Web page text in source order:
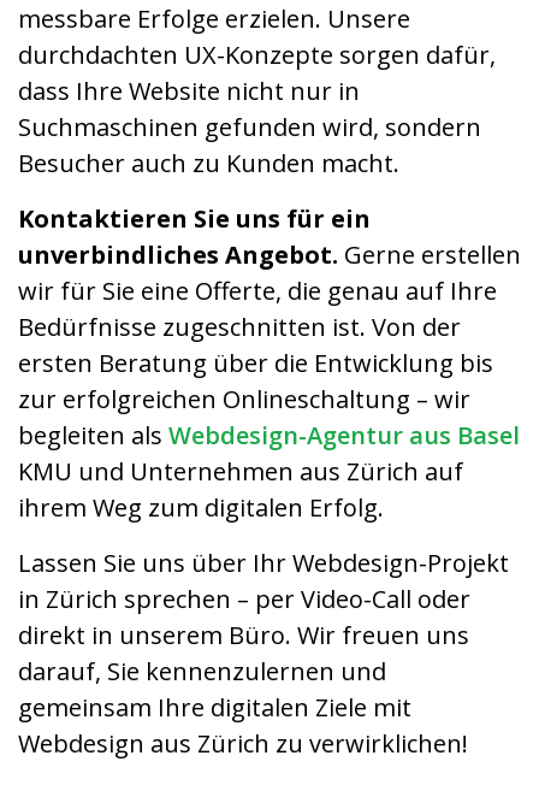
messbare Erfolge erzielen. Unsere
durchdachten UX-Konzepte sorgen dafür,
dass Ihre Website nicht nur in
Suchmaschinen gefunden wird, sondern
Besucher auch zu Kunden macht.
Kontaktieren Sie uns für ein
unverbindliches Angebot. Gerne erstellen
wir für Sie eine Offerte, die genau auf Ihre
Bedürfnisse zugeschnitten ist. Von der
ersten Beratung über die Entwicklung bis
zur erfolgreichen Onlineschaltung – wir
begleiten als Webdesign-Agentur aus Basel
KMU und Unternehmen aus Zürich auf
ihrem Weg zum digitalen Erfolg.
Lassen Sie uns über Ihr Webdesign-Projekt
in Zürich sprechen – per Video-Call oder
direkt in unserem Büro. Wir freuen uns
darauf, Sie kennenzulernen und
gemeinsam Ihre digitalen Ziele mit
Webdesign aus Zürich zu verwirklichen!